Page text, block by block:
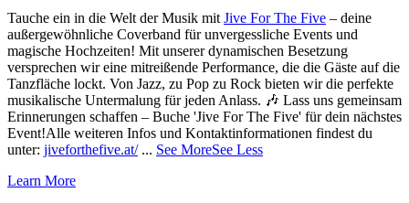
Tauche ein in die Welt der Musik mit Jive For The Five – deine
außergewöhnliche Coverband für unvergessliche Events und
magische Hochzeiten! Mit unserer dynamischen Besetzung
versprechen wir eine mitreißende Performance, die die Gäste auf die
Tanzfläche lockt. Von Jazz, zu Pop zu Rock bieten wir die perfekte
musikalische Untermalung für jeden Anlass. 🎶 Lass uns gemeinsam
Erinnerungen schaffen – Buche 'Jive For The Five' für dein nächstes
Event!Alle weiteren Infos und Kontaktinformationen findest du
unter: jiveforthefive.at/ ... See MoreSee Less
Learn More